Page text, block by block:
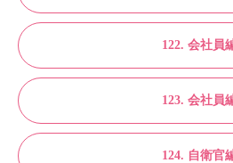
122. 会社員
123. 会社員
124. 自衛官